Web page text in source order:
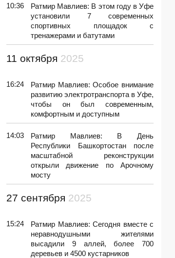
10:36
Ратмир Мавлиев: В этом году в Уфе
установили 7 современных
спортивных площадок с
тренажерами и батутами
11 октября 2025
16:24
Ратмир Мавлиев: Особое внимание
развитию электротранспорта в Уфе,
чтобы он был современным,
комфортным и доступным
14:03
Ратмир Мавлиев: В День
Республики Башкортостан после
масштабной реконструкции
открыли движение по Арочному
мосту
27 сентября 2025
15:24
Ратмир Мавлиев: Сегодня вместе с
неравнодушными жителями
высадили 9 аллей, более 700
деревьев и 4500 кустарников